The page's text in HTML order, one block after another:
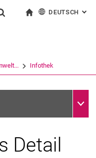
direkt zu: Inhalt
direkt zu: Suche
direkt zu:
externen Link in einem
DEUTSCH :
Infothek
Detail